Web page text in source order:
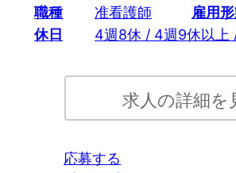
職種
准看護師 雇用
休日
4週8休 / 4週9休以上
求人の詳細を
応募する